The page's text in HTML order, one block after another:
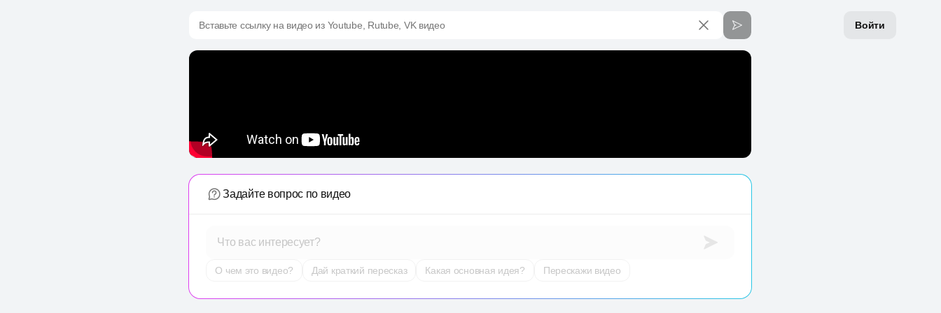
Войти
Вставьте ссылку на видео из Youtube, Rutube, VK видео
Задайте вопрос по видео
Что вас интересует?
О чем это видео? Дай краткий пересказ Какая основная идея? Перескажи видео